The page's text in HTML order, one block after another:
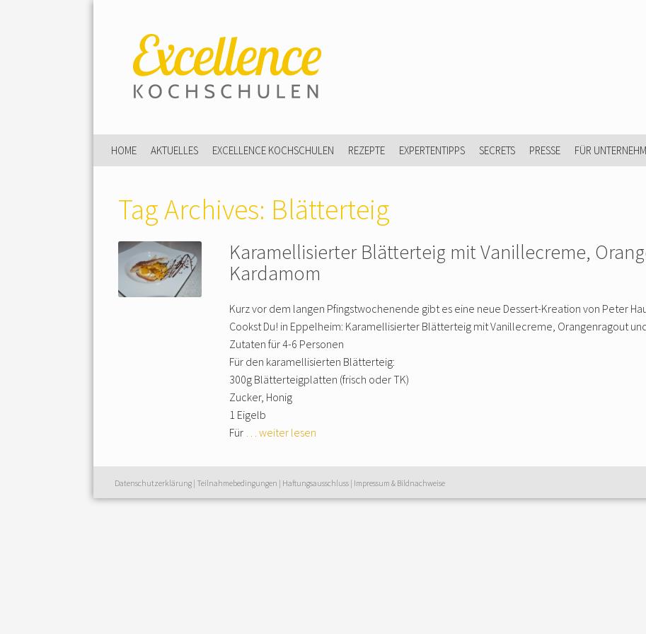
HOME AKTUELLES EXCELLENCE KOCHSCHULEN REZEPTE EXPERTENTIPPS SECRETS PRESSE FÜR
Tag Archives: Blätterteig
Karamellisierter Blätterteig mit Vanillecreme,
Kardamom
Kurz vor dem langen Pfingstwochenende gibt es eine neue Dessert-Kreation von Peter
Cookst Du! in Eppelheim: Karamellisierter Blätterteig mit Vanillecreme, Orangenragout
Zutaten für 4-6 Personen
Für den karamellisierten Blätterteig:
300g Blätterteigplatten (frisch oder TK)
Zucker, Honig
1 Eigelb
Für
… weiter lesen
Datenschutzerklärung | Teilnahmebedingungen | Haftungsausschluss | Impressum & Bildnachweise